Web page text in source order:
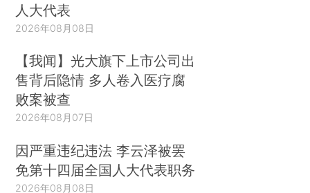
人大代表
2026年08月08日
【我闻】光大旗下上市公司出
售背后隐情 多人卷入医疗腐
败案被查
2026年08月07日
因严重违纪违法 李云泽被罢
免第十四届全国人大代表职务
2026年08月08日